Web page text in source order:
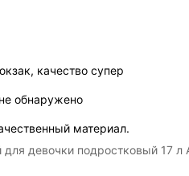
качество супер
обнаружено
материал.
девочки подростковый 17 л